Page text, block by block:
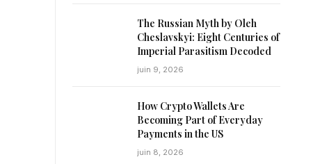
The Russian Myth by Oleh
Cheslavskyi: Eight Centuries of
Imperial Parasitism Decoded
juin 9, 2026
How Crypto Wallets Are
Becoming Part of Everyday
Payments in the US
juin 8, 2026